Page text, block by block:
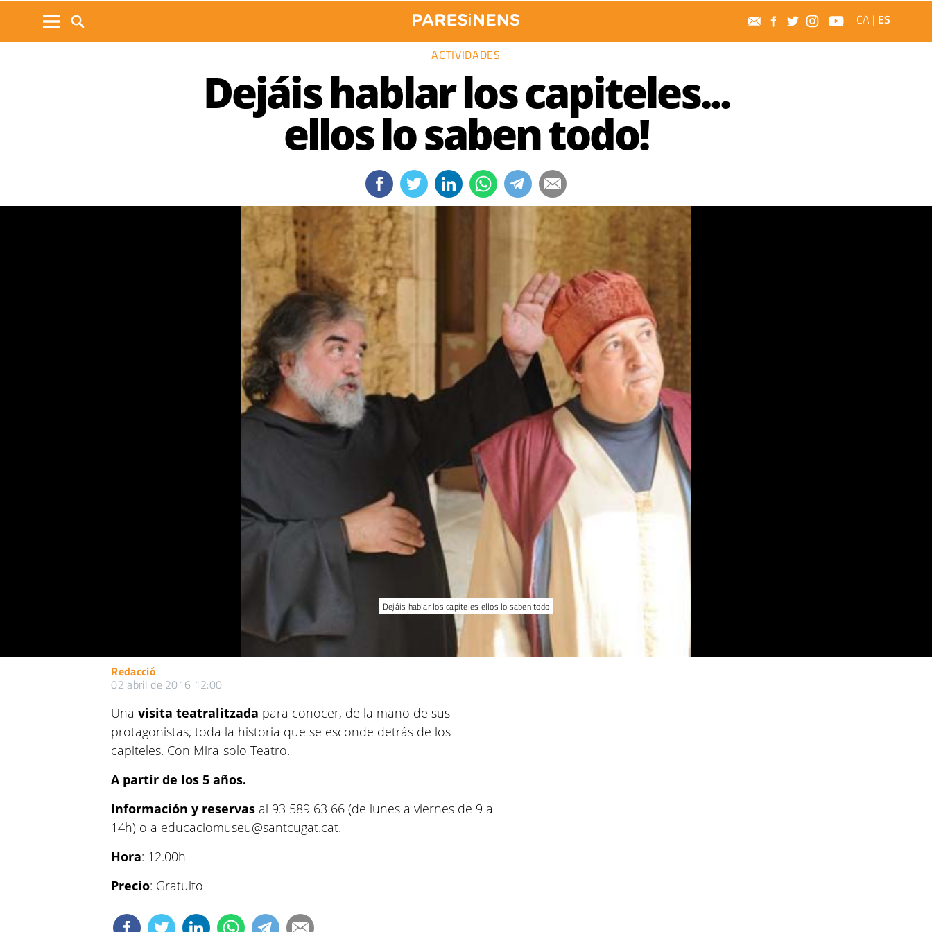
CA | ES
ACTIVIDADES
Dejáis hablar los capiteles...
ellos lo saben todo!
Dejáis hablar los capiteles ellos lo saben todo
Redacció
02 abril de 2016 12:00
Unavisita teatralitzada para conocer, de la mano de sus
protagonistas, toda la historia que se esconde detrás de los
capiteles. Con Mira-solo Teatro.
A partir de los 5 años.
Información y reservas al 93 589 63 66 (de lunes a viernes de 9 a
14h) o a educaciomuseu@santcugat.cat.
Hora: 12.00h
Precio: Gratuito